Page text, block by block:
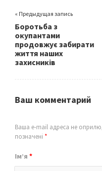
« Предыдущая запись
Боротьба з
окупантами
продовжує забирати
життя наших
захисників
Ваш комментарий
Ваша e-mail адреса не
позначені *
Ім’я *